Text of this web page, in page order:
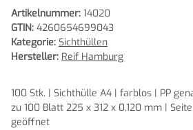
Artikelnummer: 14020
GTIN: 4260654699043
Kategorie: Sichthüllen
Hersteller: Reif Hamburg
100 Stk. | Sichthülle A4 | farblos | PP
zu 100 Blatt 225 x 312 x 0,120 mm |
geöffnet